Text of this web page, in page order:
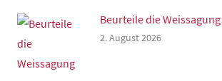
Beurteile die Weissagung
2. August 2026